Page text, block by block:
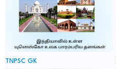
TNPSC GK